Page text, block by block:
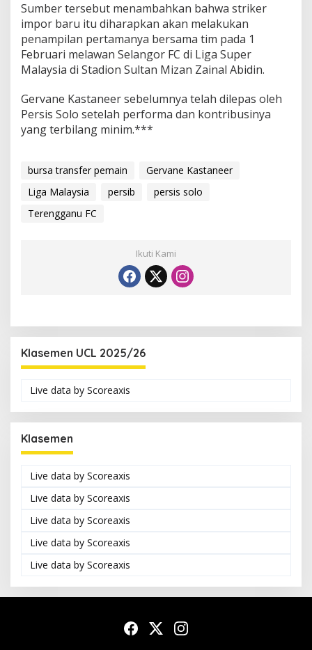
Sumber tersebut menambahkan bahwa striker
impor baru itu diharapkan akan melakukan
penampilan pertamanya bersama tim pada 1
Februari melawan Selangor FC di Liga Super
Malaysia di Stadion Sultan Mizan Zainal Abidin.
Gervane Kastaneer sebelumnya telah dilepas oleh
Persis Solo setelah performa dan kontribusinya
yang terbilang minim.***
bursa transfer pemain
Gervane Kastaneer
Liga Malaysia
persib
persis solo
Terengganu FC
Ikuti Kami
Klasemen UCL 2025/26
Live data by Scoreaxis
Klasemen
Live data by Scoreaxis
Live data by Scoreaxis
Live data by Scoreaxis
Live data by Scoreaxis
Live data by Scoreaxis